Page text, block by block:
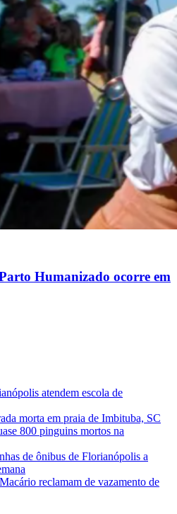
Humanizado ocorre em
atendem escola de
morta em praia de Imbituba, SC
800 pinguins mortos na
de ônibus de Florianópolis a
reclamam de vazamento de